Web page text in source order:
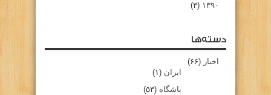
۱۳۹۰ (۳)
دسته‌ها
اخبار (۶۶)
ایران (۱)
باشگاه (۵۳)